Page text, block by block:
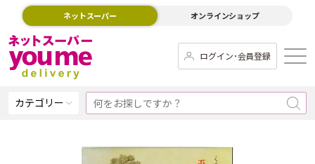
ネットスーパー オンラインショップ
ログイン･会員登録
カテゴリー